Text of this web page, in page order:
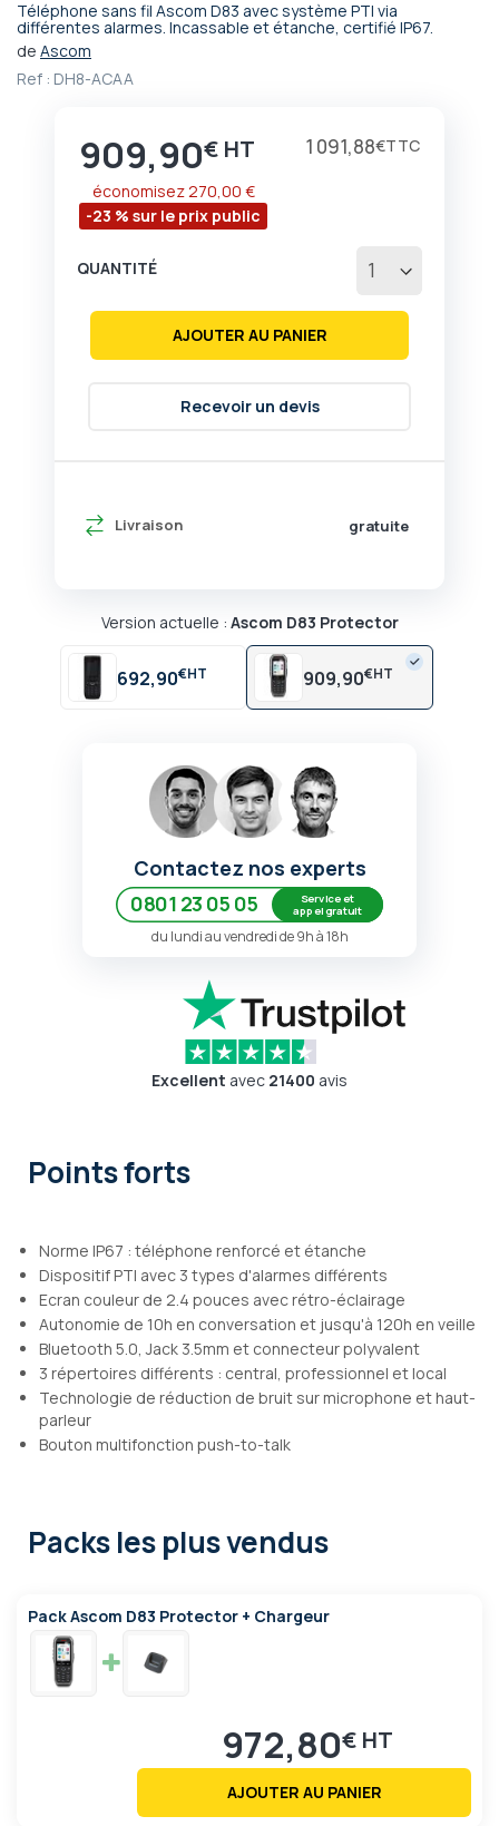
Téléphone sans fil Ascom D83 avec système PTI via
différentes alarmes. Incassable et étanche, certifié IP67.
de Ascom
Ref : DH8-ACAA
Prix
909,90€ 1 091,88€
-23 % sur le prix public
économisez270,00 €
Livraison gratuite
QUANTITÉ
AJOUTER AU PANIER
Recevoir un devis
Version actuelle : Ascom D83 Protector
692,90€ 909,90€
Passer
au
de
d’images
Contactez nos experts
0801 23 05 05
Service et
appel gratuit
du lundi au vendredi de 9h à 18h
Excellent avec 21400 avis
Points forts
Norme IP67 : téléphone renforcé et étanche
Dispositif PTI avec 3 types d'alarmes différents
Ecran couleur de 2.4 pouces avec rétro-éclairage
Autonomie de 10h en conversation et jusqu'à 120h en veille
Bluetooth 5.0, Jack 3.5mm et connecteur polyvalent
3 répertoires différents : central, professionnel et local
Technologie de réduction de bruit sur microphone et haut-
parleur
Bouton multifonction push-to-talk
Packs les plus vendus
Pack Ascom D83 Protector + Chargeur
972,80€
AJOUTER AU PANIER